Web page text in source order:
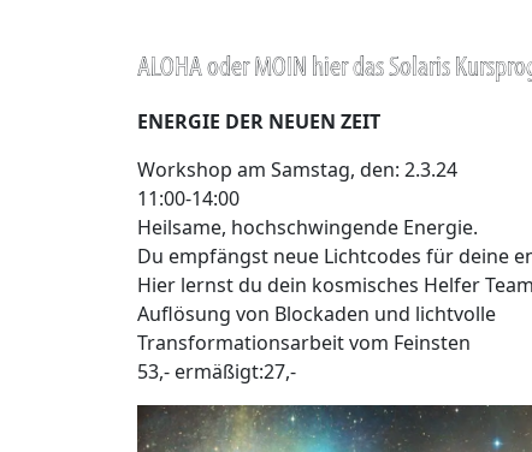
ALOHA oder MOIN hier das Solaris
ENERGIE DER NEUEN ZEIT
Workshop am Samstag, den: 2.3.24
11:00-14:00
Heilsame, hochschwingende Energie.
Du empfängst neue Lichtcodes für deine
Hier lernst du dein kosmisches Helfer
Auflösung von Blockaden und lichtvolle
Transformationsarbeit vom Feinsten
53,- ermäßigt:27,-